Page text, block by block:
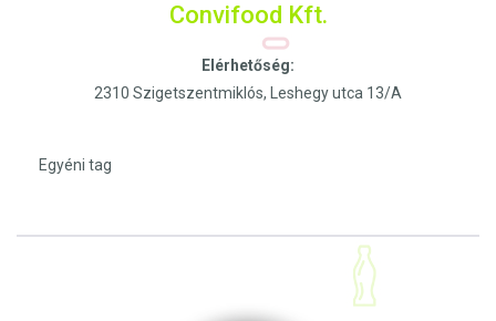
Convifood Kft.
Elérhetőség:
2310 Szigetszentmiklós, Leshegy utca 13/A
Egyéni tag